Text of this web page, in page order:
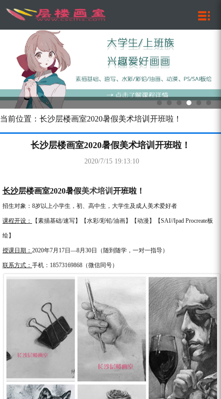
当前位置：长沙层楼画室2020暑假美术培训开班啦！
长沙层楼画室2020暑假美术培训开班啦！
2020/7/15 19:13:10
长沙层楼画室2020暑假美术培训 开班啦！
招生对象： 8岁以上小学生，初、高中生，大学生及成人美术爱好者
课程开设： 【素描基础/速写】【水彩/彩铅/油画】【动漫】【SAI//Ipad Procreate板
绘】
授课日期： 2020年7月 17日—8月 30日（随到随学，一对一指导）
联系方式： 手机： 18573169868 （微信同号）